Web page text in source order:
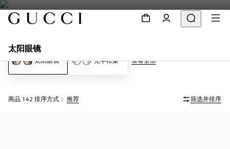
太阳眼镜
太阳眼镜 光学框架 查看全部
商品 142 排序方式： 推荐 筛选并排序